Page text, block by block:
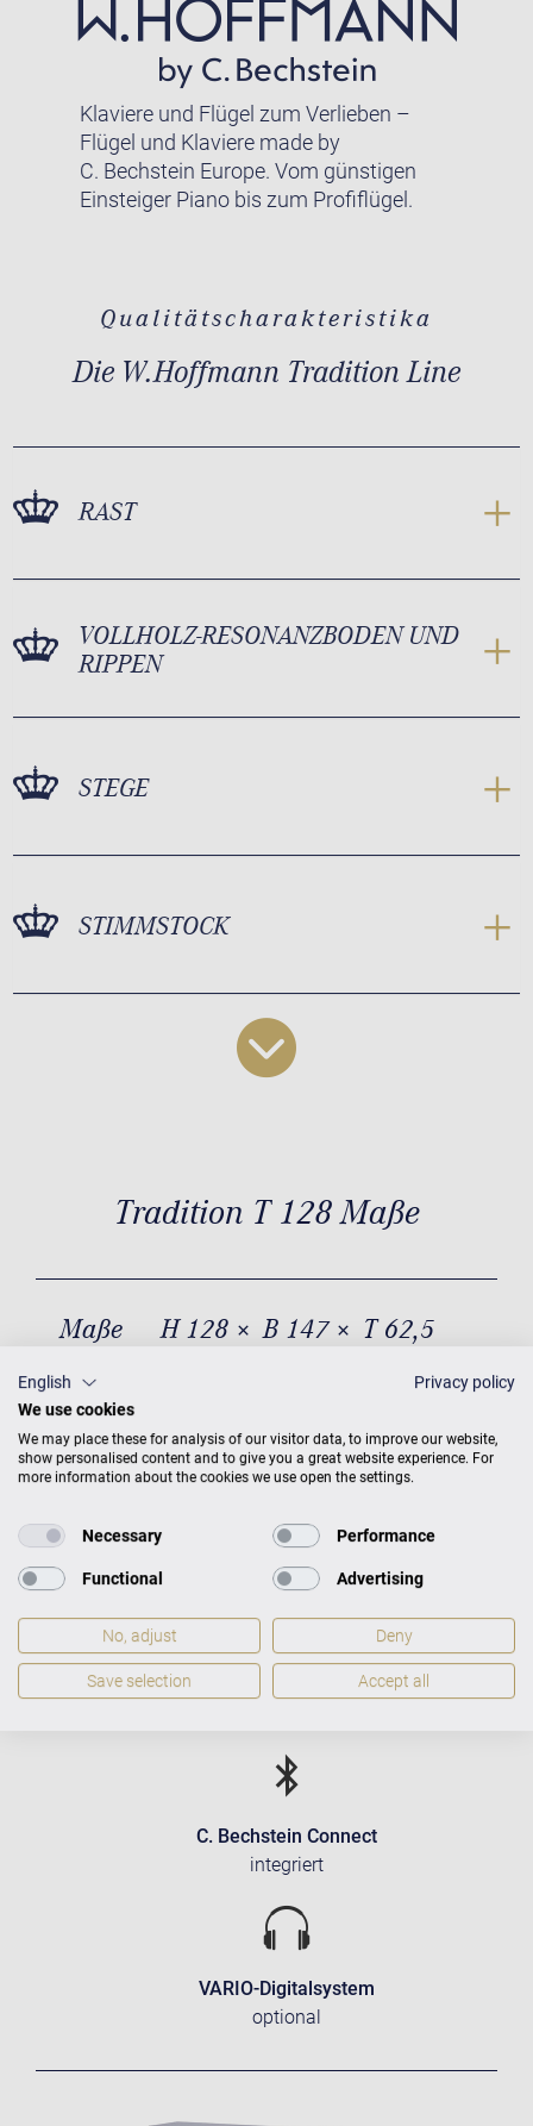
Klaviere und Flügel zum Verlieben –
Flügel und Klaviere made by
C. Bechstein Europe. Vom günstigen
Einsteiger Piano bis zum Profiflügel.
Qualitätscharakteristika
Die W.Hoffmann Tradition Line
RAST
VOLLHOLZ-RESONANZBODEN UND
RIPPEN
STEGE
STIMMSTOCK
Tradition T 128 Maße
Maße
H 128 × B 147 × T 62,5
C. Bechstein Connect
integriert
VARIO-Digitalsystem
optional
English
Privacy policy
We use cookies
We may place these for analysis of our visitor data, to improve our website,
show personalised content and to give you a great website experience. For
more information about the cookies we use open the settings.
Necessary Performance
Functional Advertising
No, adjust Deny
Save selection Accept all